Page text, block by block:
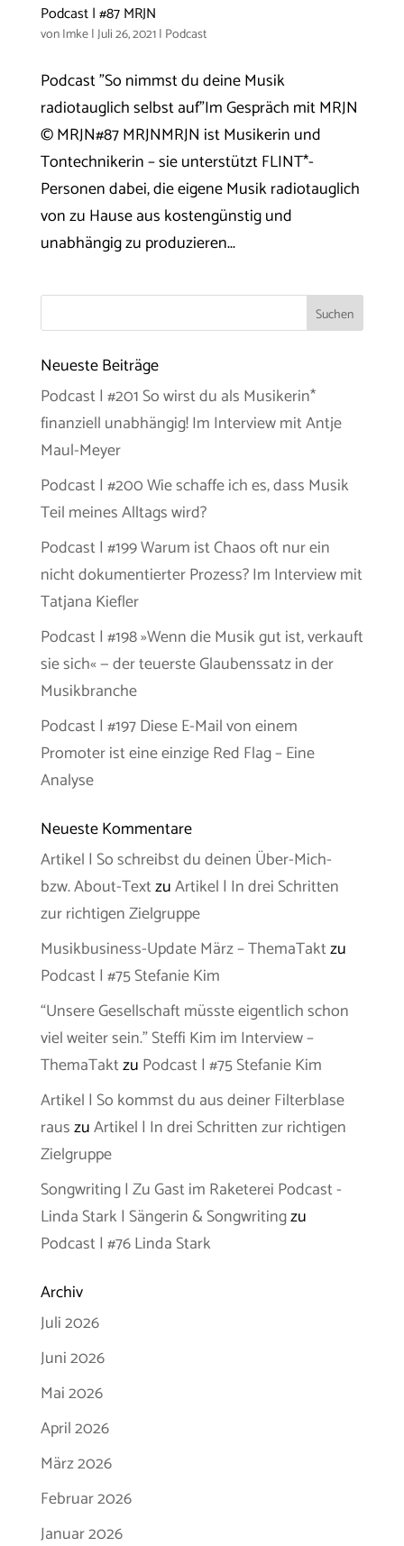
Podcast | #87 MRJN
vonImke|Juli 26, 2021| Podcast
Podcast "So nimmst du deine Musik
radiotauglich selbst auf"Im Gespräch mit MRJN
© MRJN#87 MRJNMRJN ist Musikerin und
Tontechnikerin – sie unterstützt FLINT*-
Personen dabei, die eigene Musik radiotauglich
von zu Hause aus kostengünstig und
unabhängig zu produzieren...
Neueste Beiträge
Podcast | #201 So wirst du als Musikerin*
finanziell unabhängig! Im Interview mit Antje
Maul-Meyer
Podcast | #200 Wie schaffe ich es, dass Musik
Teil meines Alltags wird?
Podcast | #199 Warum ist Chaos oft nur ein
nicht dokumentierter Prozess? Im Interview mit
Tatjana Kiefler
Podcast | #198 »Wenn die Musik gut ist, verkauft
sie sich« — der teuerste Glaubenssatz in der
Musikbranche
Podcast | #197 Diese E-Mail von einem
Promoter ist eine einzige Red Flag – Eine
Analyse
Neueste Kommentare
Artikel | So schreibst du deinen Über-Mich-
bzw. About-TextzuArtikel | In drei Schritten
zur richtigen Zielgruppe
Musikbusiness-Update März – ThemaTaktzu
Podcast | #75 Stefanie Kim
“Unsere Gesellschaft müsste eigentlich schon
viel weiter sein.” Steffi Kim im Interview –
ThemaTaktzu Podcast | #75 Stefanie Kim
Artikel | So kommst du aus deiner Filterblase
rauszuArtikel | In drei Schritten zur richtigen
Zielgruppe
Songwriting | Zu Gast im Raketerei Podcast -
Linda Stark | Sängerin & Songwritingzu
Podcast | #76 Linda Stark
Archiv
Juli 2026
Juni 2026
Mai 2026
April 2026
März 2026
Februar 2026
Januar 2026